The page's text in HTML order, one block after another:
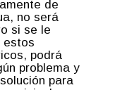
de
no será
si se le
estos
podrá
problema y
para